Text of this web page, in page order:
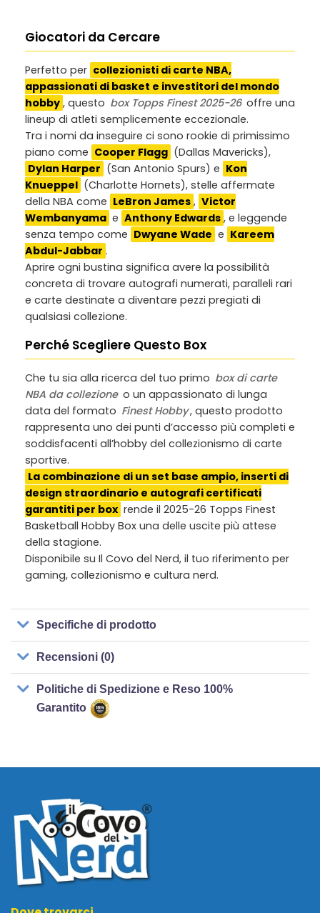
Giocatori da Cercare
Perfetto per collezionisti di carte NBA,
appassionati di basket e investitori del mondo
hobby , questo box Topps Finest 2025-26 offre una
lineup di atleti semplicemente eccezionale.
Tra i nomi da inseguire ci sono rookie di primissimo
piano come Cooper Flagg (Dallas Mavericks),
Dylan Harper (San Antonio Spurs) e Kon
Knueppel (Charlotte Hornets), stelle affermate
della NBA come LeBron James , Victor
Wembanyama e Anthony Edwards , e leggende
senza tempo come Dwyane Wade e Kareem
Abdul-Jabbar .
Aprire ogni bustina significa avere la possibilità
concreta di trovare autografi numerati, paralleli rari
e carte destinate a diventare pezzi pregiati di
qualsiasi collezione.
Perché Scegliere Questo Box
Che tu sia alla ricerca del tuo primo box di carte
NBA da collezione o un appassionato di lunga
data del formato Finest Hobby, questo prodotto
rappresenta uno dei punti d’accesso più completi e
soddisfacenti all’hobby del collezionismo di carte
sportive.
La combinazione di un set base ampio, inserti di
design straordinario e autografi certificati
garantiti per box rende il 2025-26 Topps Finest
Basketball Hobby Box una delle uscite più attese
della stagione.
Disponibile su Il Covo del Nerd, il tuo riferimento per
gaming, collezionismo e cultura nerd.
Specifiche di prodotto
Recensioni (0)
Politiche di Spedizione e Reso 100%
Garantito